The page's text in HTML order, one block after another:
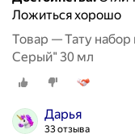
Ложиться хорошо
Товар — Тату набор
Серый" 30 мл
Дарья
33 отзыва